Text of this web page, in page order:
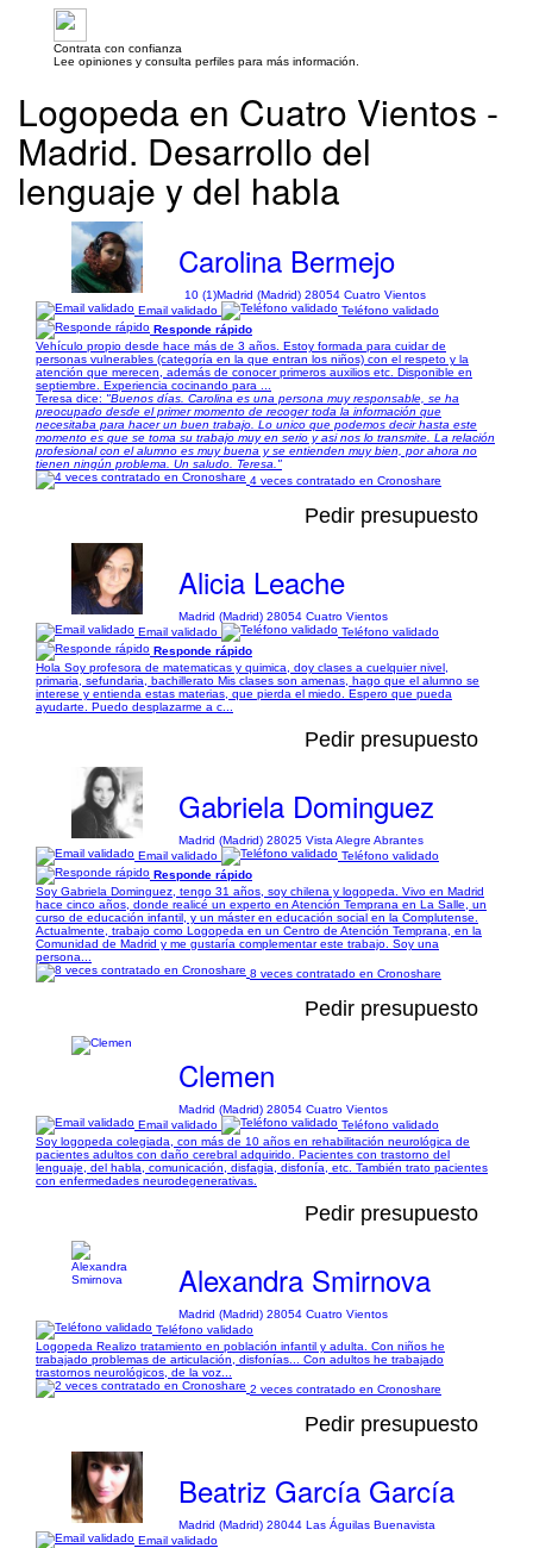
Contrata con confianza
Lee opiniones y consulta perfiles para más información.
Logopeda en Cuatro Vientos -
Madrid. Desarrollo del
lenguaje y del habla
Carolina Bermejo
10 (1)Madrid (Madrid) 28054 Cuatro Vientos
Email validado
Teléfono validado
Responde rápido
Vehículo propio desde hace más de 3 años. Estoy formada para cuidar de
personas vulnerables (categoría en la que entran los niños) con el respeto y la
atención que merecen, además de conocer primeros auxilios etc. Disponible en
septiembre. Experiencia cocinando para ...
Teresa dice: "Buenos días. Carolina es una persona muy responsable, se ha
preocupado desde el primer momento de recoger toda la información que
necesitaba para hacer un buen trabajo. Lo unico que podemos decir hasta este
momento es que se toma su trabajo muy en serio y asi nos lo transmite. La relación
profesional con el alumno es muy buena y se entienden muy bien, por ahora no
tienen ningún problema. Un saludo. Teresa."
4 veces contratado en Cronoshare
Pedir presupuesto
Alicia Leache
Madrid (Madrid) 28054 Cuatro Vientos
Email validado
Teléfono validado
Responde rápido
Hola Soy profesora de matematicas y quimica, doy clases a cuelquier nivel,
primaria, sefundaria, bachillerato Mis clases son amenas, hago que el alumno se
interese y entienda estas materias, que pierda el miedo. Espero que pueda
ayudarte. Puedo desplazarme a c...
Pedir presupuesto
Gabriela Dominguez
Madrid (Madrid) 28025 Vista Alegre Abrantes
Email validado
Teléfono validado
Responde rápido
Soy Gabriela Dominguez, tengo 31 años, soy chilena y logopeda. Vivo en Madrid
hace cinco años, donde realicé un experto en Atención Temprana en La Salle, un
curso de educación infantil, y un máster en educación social en la Complutense.
Actualmente, trabajo como Logopeda en un Centro de Atención Temprana, en la
Comunidad de Madrid y me gustaría complementar este trabajo. Soy una
persona...
8 veces contratado en Cronoshare
Pedir presupuesto
Clemen
Madrid (Madrid) 28054 Cuatro Vientos
Email validado
Teléfono validado
Soy logopeda colegiada, con más de 10 años en rehabilitación neurológica de
pacientes adultos con daño cerebral adquirido. Pacientes con trastorno del
lenguaje, del habla, comunicación, disfagia, disfonía, etc. También trato pacientes
con enfermedades neurodegenerativas.
Pedir presupuesto
Alexandra Smirnova
Madrid (Madrid) 28054 Cuatro Vientos
Teléfono validado
Logopeda Realizo tratamiento en población infantil y adulta. Con niños he
trabajado problemas de articulación, disfonías... Con adultos he trabajado
trastornos neurológicos, de la voz...
2 veces contratado en Cronoshare
Pedir presupuesto
Beatriz García García
Madrid (Madrid) 28044 Las Águilas Buenavista
Email validado